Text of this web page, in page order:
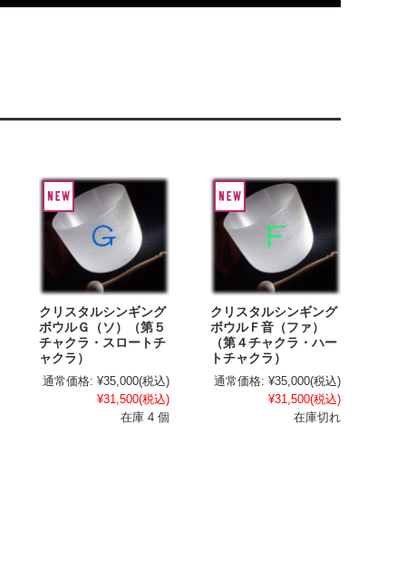
クリスタルシンギング
ボウルＧ（ソ）（第５
チャクラ・スロートチ
ャクラ）
通常価格: ¥35,000(税込)
¥31,500(税込)
在庫 4 個
クリスタルシンギング
ボウルＦ音（ファ）
（第４チャクラ・ハー
トチャクラ）
通常価格: ¥35,000(税込)
¥31,500(税込)
在庫切れ